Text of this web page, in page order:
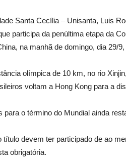
Santa Cecília – Unisanta, Luis
participa da penúltima etapa da
na manhã de domingo, dia 29/
olímpica de 10 km, no rio
voltam a Hong Kong para a
para o término do Mundial ainda
devem ter participado de ao
obrigatória.